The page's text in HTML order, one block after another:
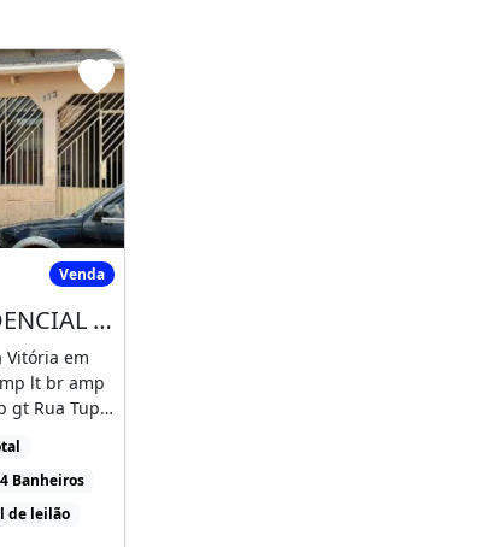
em RIO BRANCO - AC, VITÓRIA
Venda
CASA RESIDENCIAL em RIO BRANCO - AC, VITÓRIA
Vitória em
lt br amp
gt Rua Tupi
4 Banheiros
de leilão